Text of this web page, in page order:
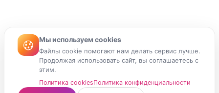
Мы используем cookies
Файлы cookie помогают нам делать сервис лучше.
Продолжая использовать сайт, вы соглашаетесь с
этим.
Политика cookiesПолитика конфиденциальности